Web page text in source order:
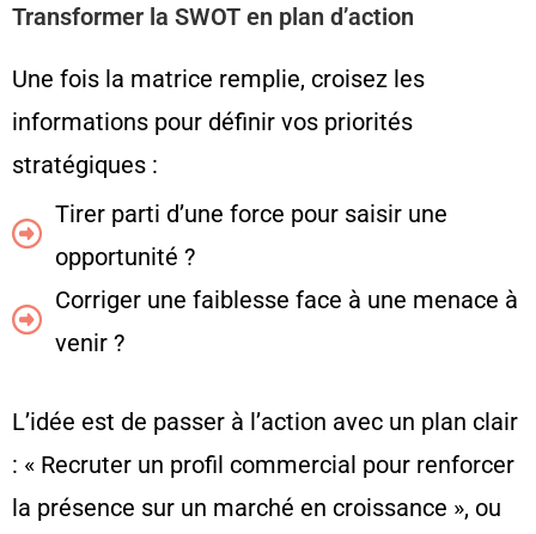
Transformer la SWOT en plan d’action
Une fois la matrice remplie, croisez les
informations pour définir vos priorités
stratégiques :
Tirer parti d’une force pour saisir une
opportunité ?
Corriger une faiblesse face à une menace à
venir ?
L’idée est de passer à l’action avec un plan clair
: « Recruter un profil commercial pour renforcer
la présence sur un marché en croissance », ou